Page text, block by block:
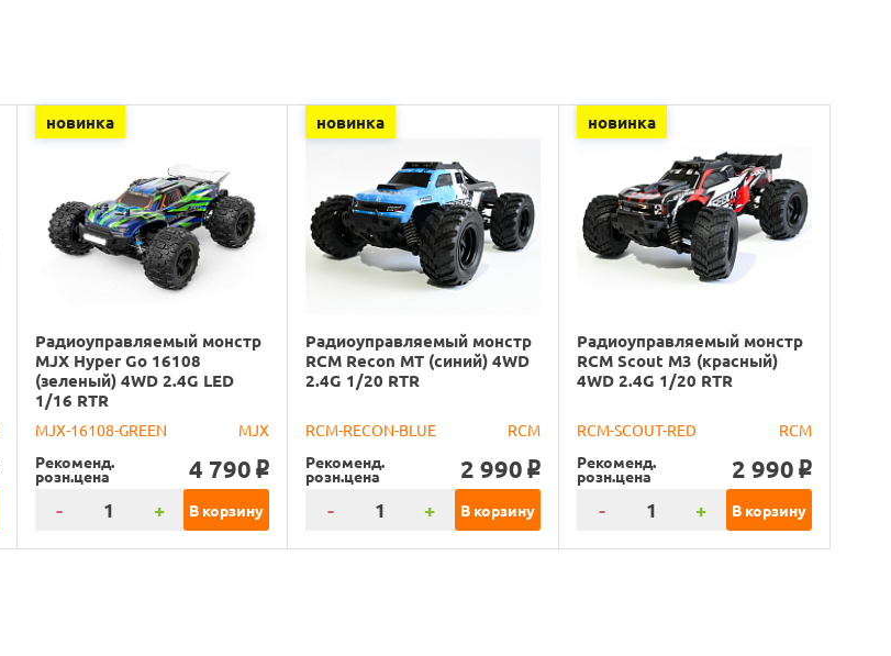
новинка
Радиоуправляемый монстр
MJX Hyper Go 16108
(зеленый) 4WD 2.4G LED
1/16 RTR
MJX-16108-GREEN
MJX
Рекоменд.
розн.цена 4 790 o
- + В корзину
новинка
Радиоуправляемый монстр
RCM Recon MT (синий) 4WD
2.4G 1/20 RTR
RCM-RECON-BLUE
RCM
Рекоменд.
розн.цена 2 990 o
- + В корзину
новинка
Радиоуправляемый монстр
RCM Scout M3 (красный)
4WD 2.4G 1/20 RTR
RCM-SCOUT-RED
RCM
Рекоменд.
розн.цена 2 990 o
- + В корзину